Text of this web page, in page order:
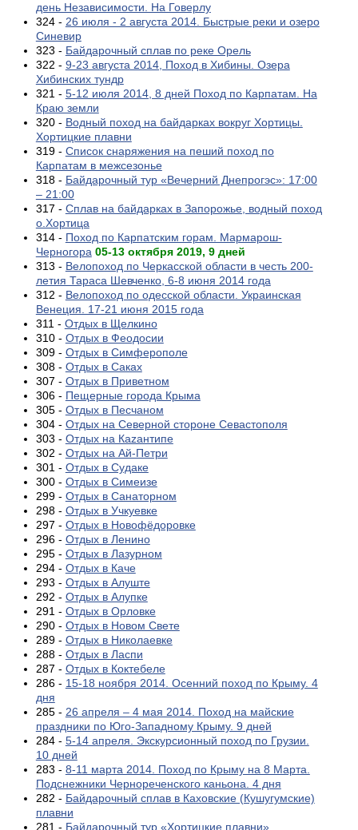
день Независимости. На Говерлу
324 - 26 июля - 2 августа 2014. Быстрые реки и озеро
Синевир
323 - Байдарочный сплав по реке Орель
322 - 9-23 августа 2014, Поход в Хибины. Озера
Хибинских тундр
321 - 5-12 июля 2014, 8 дней Поход по Карпатам. На
Краю земли
320 - Водный поход на байдарках вокруг Хортицы.
Хортицкие плавни
319 - Список снаряжения на пеший поход по
Карпатам в межсезонье
318 - Байдарочный тур «Вечерний Днепрогэс»: 17:00
– 21:00
317 - Сплав на байдарках в Запорожье, водный поход
о.Хортица
314 - Поход по Карпатским горам. Мармарош-
Черногора 05-13 октября 2019, 9 дней
313 - Велопоход по Черкасской области в честь 200-
летия Тараса Шевченко, 6-8 июня 2014 года
312 - Велопоход по одесской области. Украинская
Венеция. 17-21 июня 2015 года
311 - Отдых в Щелкино
310 - Отдых в Феодосии
309 - Отдых в Симферополе
308 - Отдых в Саках
307 - Отдых в Приветном
306 - Пещерные города Крыма
305 - Отдых в Песчаном
304 - Отдых на Северной стороне Севастополя
303 - Отдых на Каzантипе
302 - Отдых на Ай-Петри
301 - Отдых в Судаке
300 - Отдых в Симеизе
299 - Отдых в Санаторном
298 - Отдых в Учкуевке
297 - Отдых в Новофёдоровке
296 - Отдых в Ленино
295 - Отдых в Лазурном
294 - Отдых в Каче
293 - Отдых в Алуште
292 - Отдых в Алупке
291 - Отдых в Орловке
290 - Отдых в Новом Свете
289 - Отдых в Николаевке
288 - Отдых в Ласпи
287 - Отдых в Коктебеле
286 - 15-18 ноября 2014. Осенний поход по Крыму. 4
дня
285 - 26 апреля – 4 мая 2014. Поход на майские
праздники по Юго-Западному Крыму. 9 дней
284 - 5-14 апреля. Экскурсионный поход по Грузии.
10 дней
283 - 8-11 марта 2014. Поход по Крыму на 8 Марта.
Подснежники Чернореченского каньона. 4 дня
282 - Байдарочный сплав в Каховские (Кушугумские)
плавни
281 - Байдарочный тур «Хортицкие плавни»